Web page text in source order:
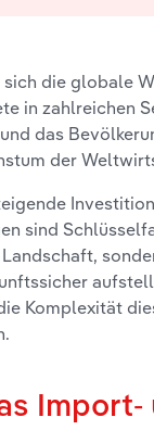
die globale
in zahlreichen
das
der
sind
Komplexität
Import-